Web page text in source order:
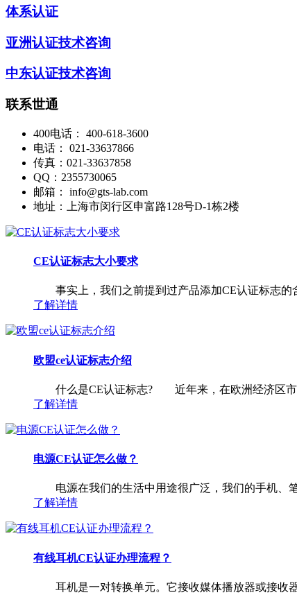
体系认证
亚洲认证技术咨询
中东认证技术咨询
联系世通
400电话： 400-618-3600
电话： 021-33637866
传真： 021-33637858
QQ： 2355730065
邮箱：
info@gts-lab.com
地址：
上海市闵行区申富路128号D-1栋2楼
CE认证标志大小要求
事实上，我们之前提到过产品添加CE认证标志的
了解详情
欧盟ce认证标志介绍
什么是CE认证标志? 近年来，在欧洲经济区市场
了解详情
电源CE认证怎么做？
电源在我们的生活中用途很广泛，我们的手机、
了解详情
有线耳机CE认证办理流程？
耳机是一对转换单元。它接收媒体播放器或接收器